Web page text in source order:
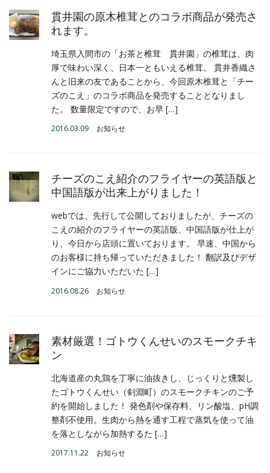
貫井園の原木椎茸とのコラボ商品が発売さ
れます。
埼玉県入間市の「お茶と椎茸 貫井園」の椎茸は、肉
厚で味わい深く、日本一ともいえる椎茸。 貫井香織さ
んと旧来の友であることから、今回原木椎茸と「チー
ズのこえ」のコラボ商品を発売することとなりまし
た。 数量限定ですので、お早 […]
2016.03.09 お知らせ
チーズのこえ紹介のフライヤーの英語版と
中国語版が出来上がりました！
webでは、先行して公開しておりましたが、チーズの
こえの紹介のフライヤーの英語版、中国語版が仕上が
り、今日から店頭に置いております。 早速、中国から
のお客様に持ち帰っていただきました！ 翻訳及びデザ
インにご協力いただいた […]
2016.08.26 お知らせ
素材厳選！ゴトウくんせいのスモークチキ
ン
北海道産の丸鶏を丁寧に油抜きし、じっくりと燻製し
たゴトウくんせい（剣淵町）のスモークチキンのご予
約を開始しました！ 発色剤や保存料、リン酸塩、pH調
整剤不使用。生肉から熱を通す工程で蒸気を使って油
を落としながら加熱するた […]
2017.11.22 お知らせ